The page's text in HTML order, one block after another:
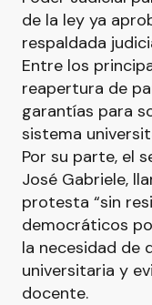
de la ley ya
respaldada
Entre los
reapertura de
garantías para
sistema
Por su parte, el
José Gabriele,
protesta “sin
democráticos
la necesidad de
universitaria y
docente.